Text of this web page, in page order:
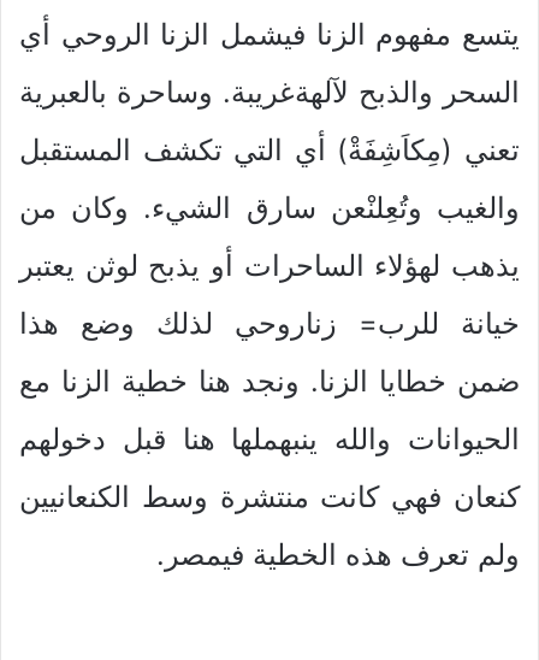
يتسع مفهوم الزنا فيشمل الزنا الروحي أي
السحر والذبح لآلهةغريبة. وساحرة بالعبرية
تعني (مِكاَشِفَةْ) أي التي تكشف المستقبل
والغيب وتُعِلنْعن سارق الشيء. وكان من
يذهب لهؤلاء الساحرات أو يذبح لوثن يعتبر
خيانة للرب= زناروحي لذلك وضع هذا
ضمن خطايا الزنا. ونجد هنا خطية الزنا مع
الحيوانات والله ينبهملها هنا قبل دخولهم
كنعان فهي كانت منتشرة وسط الكنعانيين
ولم تعرف هذه الخطية فيمصر.